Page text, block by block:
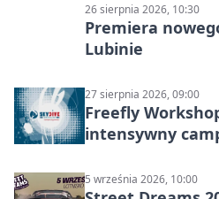
26 sierpnia 2026, 10:30
Premiera
Lubinie
27 sierpnia 2026, 09:00
Freefly
intensywny
5 września 2026, 10:00